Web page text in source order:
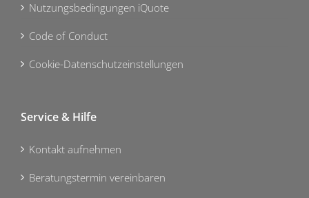
Nutzungsbedingungen iQuote
Code of Conduct
Cookie-Datenschutzeinstellungen
Service & Hilfe
Kontakt aufnehmen
Beratungstermin vereinbaren